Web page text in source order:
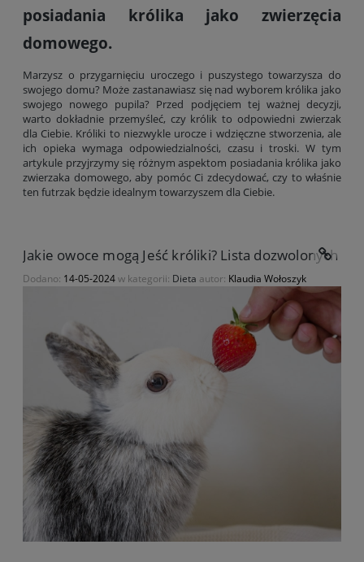
posiadania królika jako zwierzęcia
domowego.
Marzysz o przygarnięciu uroczego i puszystego towarzysza do
swojego domu? Może zastanawiasz się nad wyborem królika jako
swojego nowego pupila? Przed podjęciem tej ważnej decyzji,
warto dokładnie przemyśleć, czy królik to odpowiedni zwierzak
dla Ciebie. Króliki to niezwykle urocze i wdzięczne stworzenia, ale
ich opieka wymaga odpowiedzialności, czasu i troski. W tym
artykule przyjrzymy się różnym aspektom posiadania królika jako
zwierzaka domowego, aby pomóc Ci zdecydować, czy to właśnie
ten futrzak będzie idealnym towarzyszem dla Ciebie.
Jakie owoce mogą Jeść króliki? Lista dozwolonych
Dodano: 14-05-2024w kategorii: Dieta autor: Klaudia Wołoszyk